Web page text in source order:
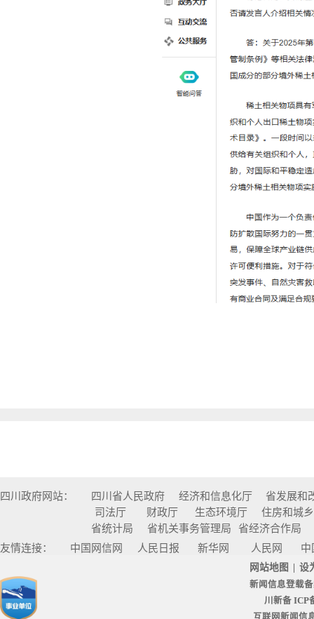
四川政府网站： 四川省人民政府 经济和信息化厅
省发展和
司法厅
财政厅 生态环境厅
住房和城
省统计局
省机关事务管理局
省经济合作局
友情连接：
中国网信网 人民日报 新华网 人民网 中
网站地图 设
新闻信息登载
川新备 ICP
互联网新闻信